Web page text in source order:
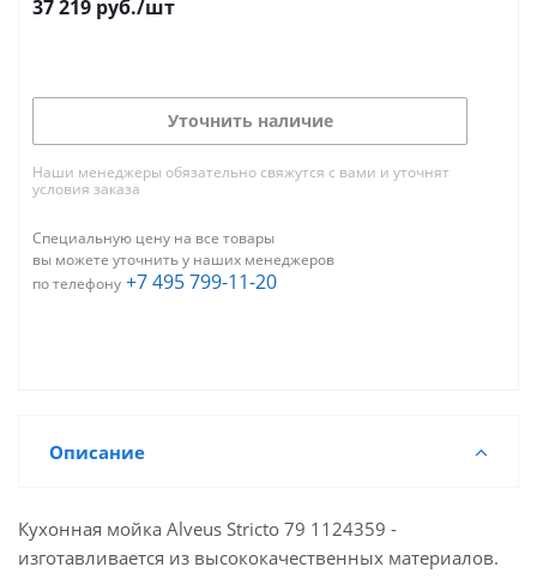
37 219 руб./шт
Уточнить наличие
Наши менеджеры обязательно свяжутся с вами и уточнят
условия заказа
Специальную цену на все товары
вы можете уточнить у наших менеджеров
по телефону +7 495 799-11-20
Описание
Кухонная мойка Alveus Stricto 79 1124359 -
изготавливается из высококачественных материалов.